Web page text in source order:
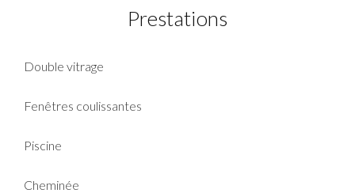
Prestations
Double vitrage
Fenêtres coulissantes
Piscine
Cheminée